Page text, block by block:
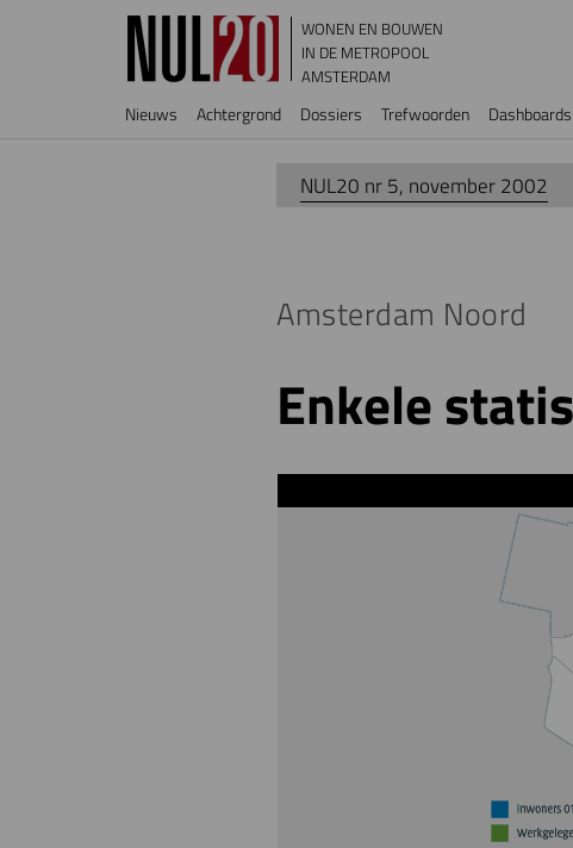
Overslaan en naar de inhoud gaan
WONEN EN BOUWEN
IN DE METROPOOL
AMSTERDAM
Hoofdnavigatie
Nieuws Achtergrond Dossiers Trefwoorden Dashboards
NUL20 nr 5, november 2002
Amsterdam Noord
Enkele